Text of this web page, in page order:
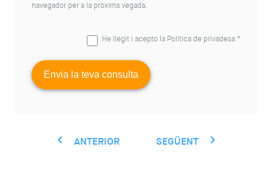
navegador per a la pròxima vegada.
He llegit i acepto la Política de privadesa *
ANTERIOR SEGÜENT